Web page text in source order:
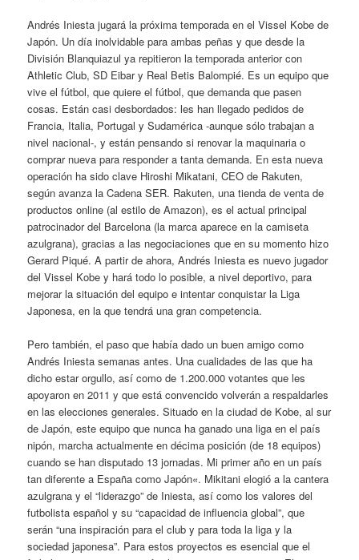
Andrés Iniesta jugará la próxima temporada en el Vissel Kobe de
Japón. Un día inolvidable para ambas peñas y que desde la
División Blanquiazul ya repitieron la temporada anterior con
Athletic Club, SD Eibar y Real Betis Balompié. Es un equipo que
vive el fútbol, que quiere el fútbol, que demanda que pasen
cosas. Están casi desbordados: les han llegado pedidos de
Francia, Italia, Portugal y Sudamérica -aunque sólo trabajan a
nivel nacional-, y están pensando si renovar la maquinaria o
comprar nueva para responder a tanta demanda. En esta nueva
operación ha sido clave Hiroshi Mikatani, CEO de Rakuten,
según avanza la Cadena SER. Rakuten, una tienda de venta de
productos online (al estilo de Amazon), es el actual principal
patrocinador del Barcelona (la marca aparece en la camiseta
azulgrana), gracias a las negociaciones que en su momento hizo
Gerard Piqué. A partir de ahora, Andrés Iniesta es nuevo jugador
del Vissel Kobe y hará todo lo posible, a nivel deportivo, para
mejorar la situación del equipo e intentar conquistar la Liga
Japonesa, en la que tendrá una gran competencia.
Pero también, el paso que había dado un buen amigo como
Andrés Iniesta semanas antes. Una cualidades de las que ha
dicho estar orgullo, así como de 1.200.000 votantes que les
apoyaron en 2011 y que está convencido volverán a respaldarles
en las elecciones generales. Situado en la ciudad de Kobe, al sur
de Japón, este equipo que nunca ha ganado una liga en el país
nipón, marcha actualmente en décima posición (de 18 equipos)
cuando se han disputado 13 jornadas. Mi primer año en un país
tan diferente a España como Japón«. Mikitani elogió a la cantera
azulgrana y el “liderazgo” de Iniesta, así como los valores del
futbolista español y su “capacidad de influencia global”, que
serán “una inspiración para el club y para toda la liga y la
sociedad japonesa”. Para estos proyectos es esencial que el